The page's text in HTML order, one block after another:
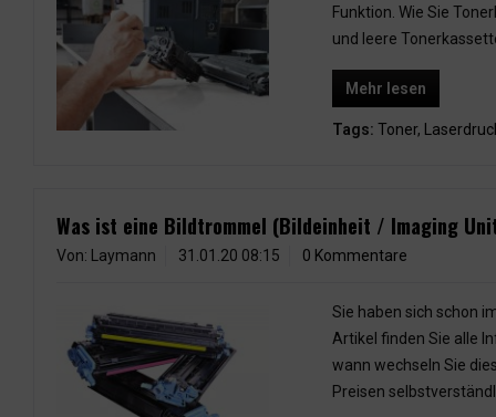
Funktion. Wie Sie
und leere
Mehr lesen
Tags: Toner,
Was ist eine Bildtrommel (Bildeinheit / Imaging
Von: Laymann 31.01.20 08:15 0 Kommentare
Sie haben sich schon
Artikel finden Sie alle
wann wechseln Sie
Preisen